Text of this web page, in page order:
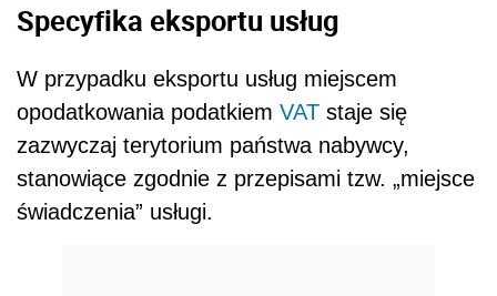
Specyfika eksportu usług
W przypadku eksportu usług miejscem
opodatkowania podatkiem VAT staje się
zazwyczaj terytorium państwa nabywcy,
stanowiące zgodnie z przepisami tzw. „miejsce
świadczenia” usługi.